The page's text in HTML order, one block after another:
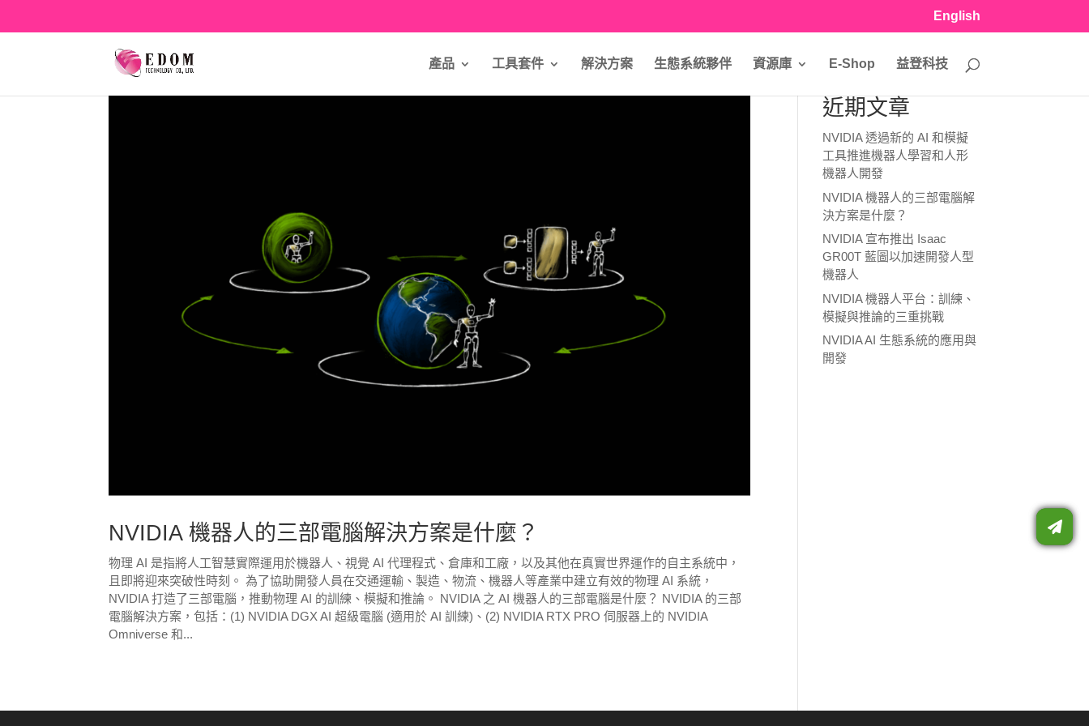
English
產品 工具套件 解決方案 生態系統夥伴 資源庫 E-Shop 益登科技
NVIDIA 機器人的三部電腦解決方案是什麼？
物理 AI 是指將人工智慧實際運用於機器人、視覺 AI 代理程式、倉庫和工廠，以及其他在真實世界運作的自主系統中，
且即將迎來突破性時刻。 為了協助開發人員在交通運輸、製造、物流、機器人等產業中建立有效的物理 AI 系統，
NVIDIA 打造了三部電腦，推動物理 AI 的訓練、模擬和推論。 NVIDIA 之 AI 機器人的三部電腦是什麼？ NVIDIA 的三部
電腦解決方案，包括：(1) NVIDIA DGX AI 超級電腦 (適用於 AI 訓練)、(2) NVIDIA RTX PRO 伺服器上的 NVIDIA
Omniverse 和...
近期文章
NVIDIA 透過新的 AI 和模擬
工具推進機器人學習和人形
機器人開發
NVIDIA 機器人的三部電腦解
決方案是什麼？
NVIDIA 宣布推出 Isaac
GR00T 藍圖以加速開發人型
機器人
NVIDIA 機器人平台：訓練、
模擬與推論的三重挑戰
NVIDIA AI 生態系統的應用與
開發